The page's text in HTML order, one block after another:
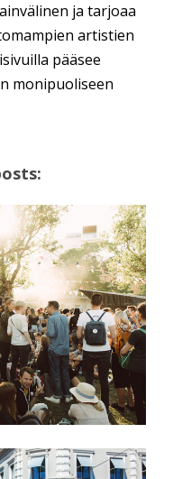
ja tarjoaa
artistien
pääsee
monipuoliseen